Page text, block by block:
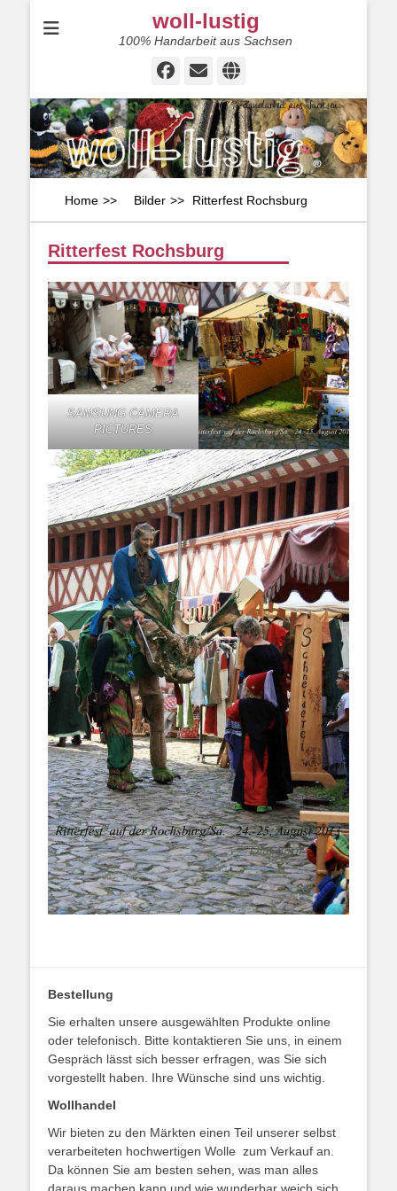
woll-lustig
100% Handarbeit aus Sachsen
Facebook
E-
Website
Home >> Bilder >> Ritterfest Rochsburg
Ritterfest Rochsburg
SAMSUNG CAMERA
PICTURES
Bestellung
Sie erhalten unsere ausgewählten Produkte online
oder telefonisch. Bitte kontaktieren Sie uns, in einem
Gespräch lässt sich besser erfragen, was Sie sich
vorgestellt haben. Ihre Wünsche sind uns wichtig.
Wollhandel
Wir bieten zu den Märkten einen Teil unserer selbst
verarbeiteten hochwertigen Wolle zum Verkauf an.
Da können Sie am besten sehen, was man alles
daraus machen kann und wie wunderbar weich sich